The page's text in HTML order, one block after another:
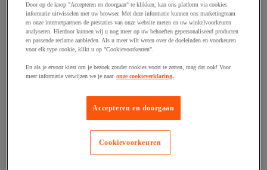
Draadstift
Haak en schroefoog
Hang- en sluitwerk
Ketting en trekkoord
Moer
Plug en pin
Punten, spijkers en nieten
Scharnierpen, -strip en geheng
Sluitknop en handgreep
Door op de knop "Accepteren en doorgaan" te klikken, kan ons platform via cookies
informatie uitwisselen met uw browser. Met deze informatie kunnen ons marketingteam
en onze internetpartners de prestaties van onze website meten en uw winkelvoorkeuren
analyseren. Hierdoor kunnen wij u nog meer op uw behoeften gepersonaliseerd producten
en passende reclame aanbieden. Als u meer wilt weten over de doeleinden en voorkeuren
voor elk type cookie, klikt u op "Cookievoorkeuren".
En als je ervoor kiest om je bezoek zonder cookies voort te zetten, mag dat ook! Voor
meer informatie verwijzen we je naar onze cookieverklaring.
Accepteren en doorgaan
Cookievoorkeuren